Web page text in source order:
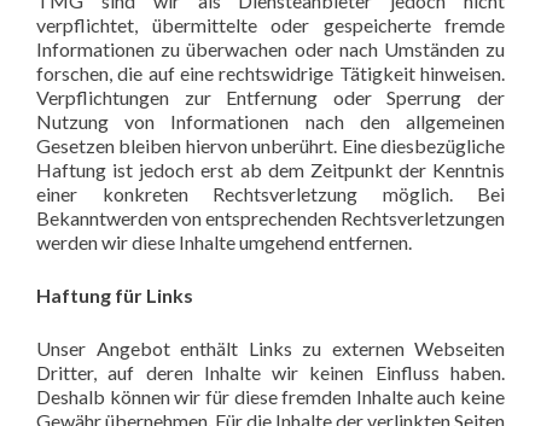
verpflichtet, übermittelte oder gespeicherte fremde
Informationen zu überwachen oder nach Umständen zu
forschen, die auf eine rechtswidrige Tätigkeit hinweisen.
Verpflichtungen zur Entfernung oder Sperrung der
Nutzung von Informationen nach den allgemeinen
Gesetzen bleiben hiervon unberührt. Eine diesbezügliche
Haftung ist jedoch erst ab dem Zeitpunkt der Kenntnis
einer konkreten Rechtsverletzung möglich. Bei
Bekanntwerden von entsprechenden Rechtsverletzungen
werden wir diese Inhalte umgehend entfernen.
Haftung für Links
Unser Angebot enthält Links zu externen Webseiten
Dritter, auf deren Inhalte wir keinen Einfluss haben.
Deshalb können wir für diese fremden Inhalte auch keine
Gewähr übernehmen. Für die Inhalte der verlinkten Seiten